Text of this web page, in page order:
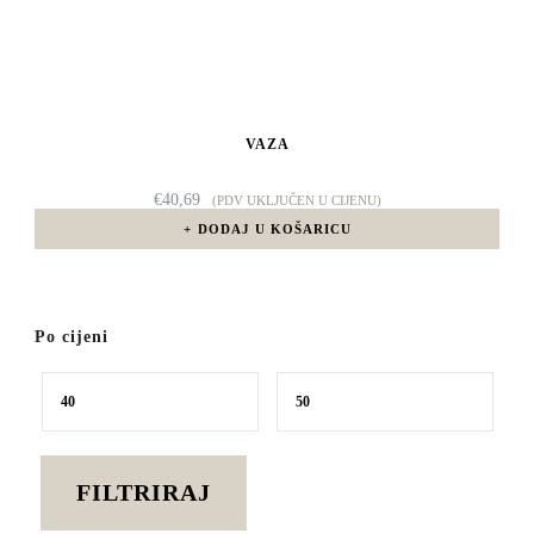
VAZA
€40,69
(PDV UKLJUČEN U CIJENU)
DODAJ U KOŠARICU
Po cijeni
Min Maks
FILTRIRAJ